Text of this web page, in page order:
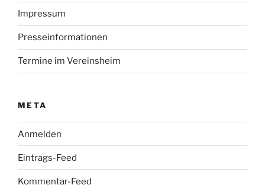
Impressum
Presseinformationen
Termine im Vereinsheim
META
Anmelden
Eintrags-Feed
Kommentar-Feed